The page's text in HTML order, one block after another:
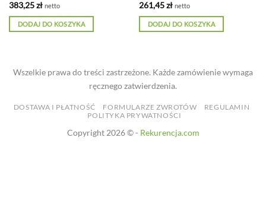
383,25zł netto
DODAJ DO KOSZYKA
261,45zł netto
DODAJ DO KOSZYKA
Wszelkie prawa do treści zastrzeżone. Każde zamówienie wymaga
ręcznego zatwierdzenia.
DOSTAWA I PŁATNOŚĆ FORMULARZE ZWROTÓW
REGULAMIN
POLITYKA PRYWATNOŚCI
Copyright 2026 © - Rekurencja.com